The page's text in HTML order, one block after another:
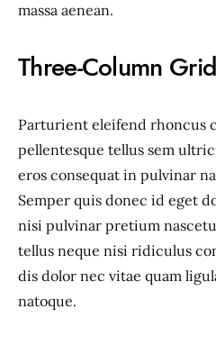
massa aenean.
Three-Column Grid
Parturient eleifend rhoncus
pellentesque tellus sem
eros consequat in pulvinar
Semper quis donec id eget
nisi pulvinar pretium
tellus neque nisi ridiculus
dis dolor nec vitae quam
natoque.